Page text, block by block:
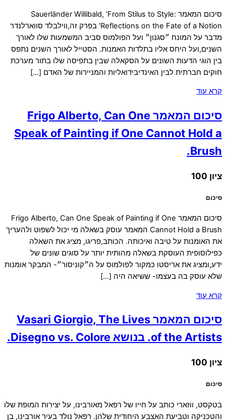
סיכום המאמר Sauerländer Willibald, ‘From Stilus to Style:
Reflections on the Fate of a Notion’ בפרק זה,ווילבלד סווארלנדר
מדבר על המונח ״סגנון״ ועל הפולמוס סביב המשמעות שלו לאורך
השנים,ועל היחס אליו בתלדות האמנות. הסטייל לאורך השנים נתפס
בין הוגי הדעות השונים על הסקאלה שבין בתפיסה שלו בתור מערכת
חוקים חברתית לבין האינדיבידואליות והמניירות של האדם […]
קרא עוד
סיכום המאמר Frigo Alberto, Can One
Speak of Painting if One Cannot Hold a
Brush.
ציון 100
סיכום
סיכום המאמר Frigo Alberto, Can One Speak of Painting if One
Cannot Hold a Brush המאמר עוסק בשאלה מי יכול לשפוט ולהעריך
את האומנות על טיבה ואיכותה. הכותב,פריגו, מציג את השאלה
כפילוסופית העוסקת בשאלה מהותית יותר על סוגים שונים של
ידע,ומציג את אריסטו כמקור לפולמוס על ה״קוניסור״- המבקר אומנות
שלא עוסק בה בעצמו- ששיאה היה […]
קרא עוד
סיכום המאמר Vasari Giorgio, The Lives
of the Artists. בנושא Disegno vs. Colore.
ציון 100
סיכום
בטקסט, ווזארי כותב על חייו של רפאל מאורבינו, על יצירות המופת שלו
והטכניקה וטביעת האצבע היחודית שלהן. רפאל נולד בעיר אורבינו, בן